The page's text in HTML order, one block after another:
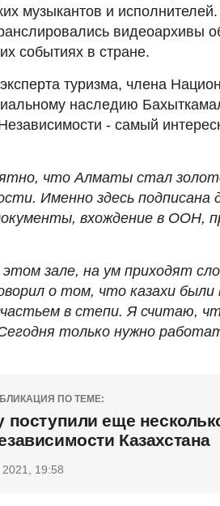
музыкантов и
видеоархивы
событиях в стране.
туризма, члена
наследию
- самый
что Алматы стал
Именно здесь подписана
вхождение в ООН,
этом зале, на ум приходят
о том, что казахи были
в степи. Я считаю,
только нужно
ПО ТЕМЕ:
поступили еще
Казахстана
19:58